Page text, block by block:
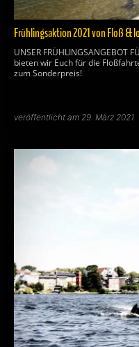
Frühlingsaktion 2021 von Floß &
UNSER FRÜHLINGSANGEBOT
bieten wir Euch für die
zum Sonderpreis!
veröffentlicht am 29. März 2021